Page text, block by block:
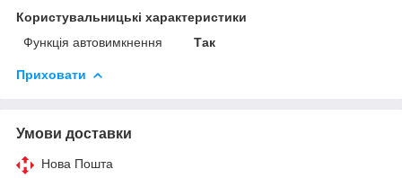
Користувальницькі характеристики
Функція автовимкнення
Так
Приховати
Умови доставки
Нова Пошта